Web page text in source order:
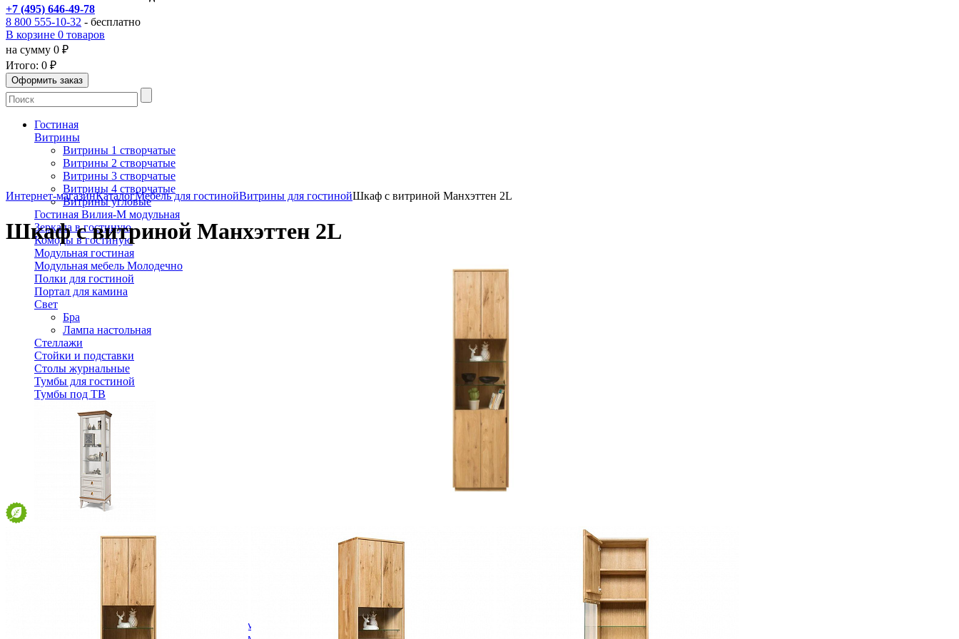
+7 (495) 646-49-78
8 800 555-10-32 - бесплатно
В корзине 0 товаров
на сумму 0 ₽
Итого: 0 ₽
Гостиная
Витрины
Витрины 1 створчатые
Витрины 2 створчатые
Витрины 3 створчатые
Витрины 4 створчатые
Витрины угловые
Гостиная Вилия-М модульная
Зеркала в гостиную
Комоды в гостиную
Модульная гостиная
Модульная мебель Молодечно
Полки для гостиной
Портал для камина
Свет
Бра
Лампа настольная
Стеллажи
Стойки и подставки
Столы журнальные
Тумбы для гостиной
Тумбы под ТВ
Деревянные кровати с подъемным механизмом
Интернет-магазинКаталогМебель для гостинойВитрины для гостинойШкаф с витриной Манхэттен 2L
Шкаф с витриной Манхэттен 2L